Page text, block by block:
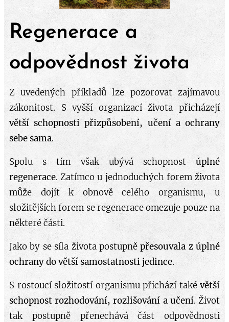
Regenerace a
odpovědnost života
Z uvedených příkladů lze pozorovat zajímavou
zákonitost. S vyšší organizací života přicházejí
větší schopnosti přizpůsobení, učení a ochrany
sebe sama.
Spolu s tím však ubývá schopnost úplné
regenerace. Zatímco u jednoduchých forem života
může dojít k obnově celého organismu, u
složitějších forem se regenerace omezuje pouze na
některé části.
Jako by se síla života postupněpřesouvala z úplné
ochrany do větší samostatnosti jedince.
S rostoucí složitostí organismu přichází také větší
schopnost rozhodování, rozlišování a učení. Život
tak postupně přenechává část odpovědnosti